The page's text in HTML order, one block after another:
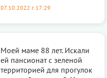
07.10.2022 г. 17:29
Моей маме 88 лет. Искали
ей пансионат с зеленой
территорией для прогулок